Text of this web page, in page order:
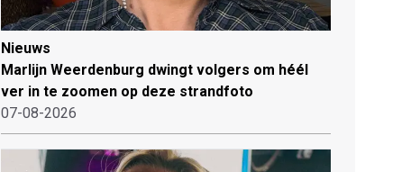
Nieuws
Marlijn Weerdenburg dwingt volgers om héél
ver in te zoomen op deze strandfoto
07-08-2026